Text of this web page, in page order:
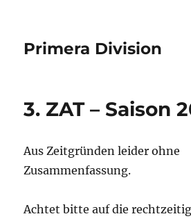
Primera Division
3. ZAT – Saison
Aus Zeitgründen leider ohne
Zusammenfassung.
Achtet bitte auf die